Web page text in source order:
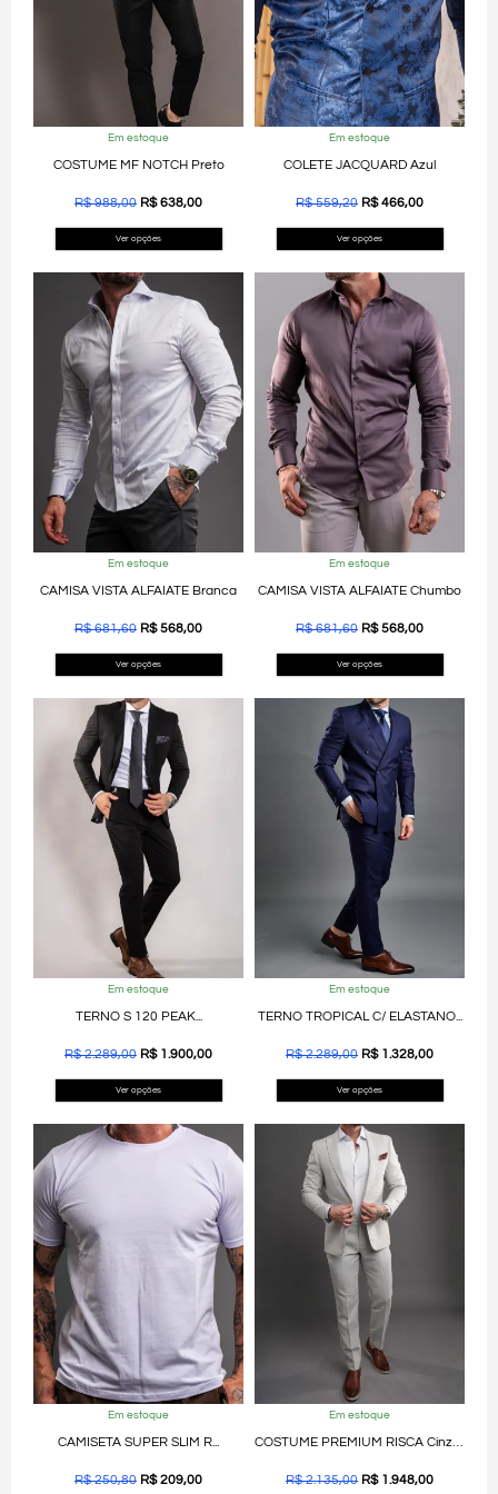
Em estoque
COSTUME MF NOTCH Preto
R$988,00 R$638,00
Ver opções
Em estoque
COLETE JACQUARD Azul
R$559,20 R$466,00
Ver opções
Em estoque
CAMISA VISTA ALFAIATE Branca
R$681,60 R$568,00
Ver opções
Em estoque
CAMISA VISTA ALFAIATE Chumbo
R$681,60 R$568,00
Ver opções
Em estoque
TERNO S 120 PEAK...
R$2.289,00 R$1.900,00
Ver opções
Em estoque
TERNO TROPICAL C/ ELASTANO...
R$2.289,00 R$1.328,00
Ver opções
Em estoque
CAMISETA SUPER SLIM R...
R$250,80 R$209,00
Em estoque
COSTUME PREMIUM RISCA Cinza...
R$2.135,00 R$1.948,00